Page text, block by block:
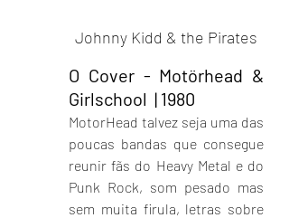
Johnny Kidd & the Pirates
O Cover - Motörhead &
Girlschool  | 1980
MotorHead talvez seja uma das
poucas bandas que consegue
reunir fãs do Heavy Metal e do
Punk Rock, som pesado mas
sem muita firula, letras sobre